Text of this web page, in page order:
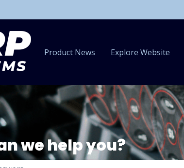
Product News Explore Website
we help you?